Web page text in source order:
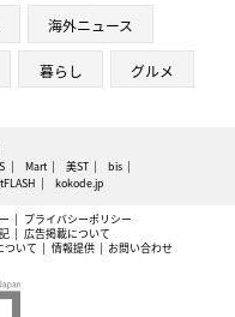
海外ニュース
暮らし グルメ
Mart 美ST
bis
kokode.jp
プライバシーポリシー
広告掲載について
ついて 情報提供 お問い合わせ